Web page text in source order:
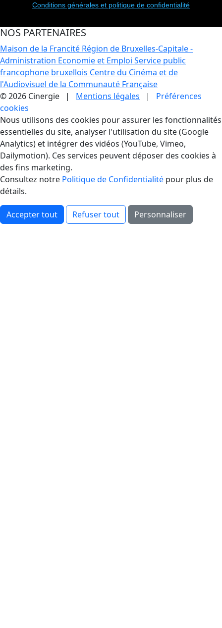
Conditions générales et politique de confidentialité
NOS PARTENAIRES
Maison de la Francité Région de Bruxelles-Capitale -
Administration Economie et Emploi Service public
francophone bruxellois Centre du Cinéma et de
l'Audiovisuel de la Communauté Française
© 2026 Cinergie | Mentions légales | Préférences
cookies
Gestion des Cookies
Nous utilisons des cookies pour assurer les fonctionnalités
essentielles du site, analyser l'utilisation du site (Google
Analytics) et intégrer des vidéos (YouTube, Vimeo,
Dailymotion). Ces services peuvent déposer des cookies à
des fins marketing.
Consultez notre Politique de Confidentialité pour plus de
détails.
Accepter tout Refuser tout Personnaliser